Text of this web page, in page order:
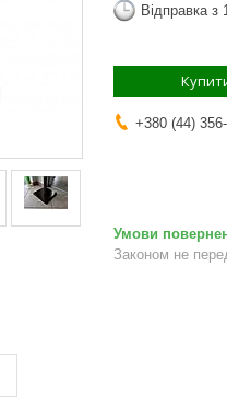
Відправка з
+380 (44)
Законом не